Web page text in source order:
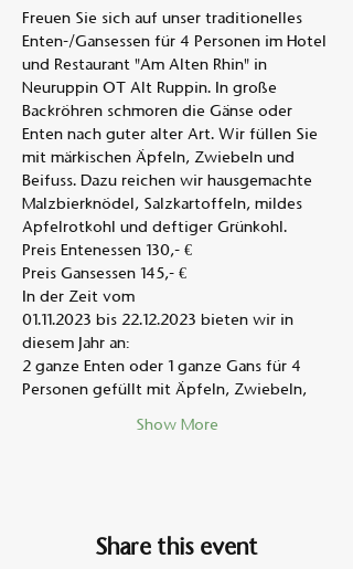
Freuen Sie sich auf unser traditionelles
Enten-/Gansessen für 4 Personen im Hotel
und Restaurant "Am Alten Rhin" in
Neuruppin OT Alt Ruppin. In große
Backröhren schmoren die Gänse oder
Enten nach guter alter Art. Wir füllen Sie
mit märkischen Äpfeln, Zwiebeln und
Beifuss. Dazu reichen wir hausgemachte
Malzbierknödel, Salzkartoffeln, mildes
Apfelrotkohl und deftiger Grünkohl.
Preis Entenessen 130,- €
Preis Gansessen 145,- €
In der Zeit vom
01.11.2023 bis 22.12.2023 bieten wir in
diesem Jahr an:
2 ganze Enten oder 1 ganze Gans für 4
Personen gefüllt mit Äpfeln, Zwiebeln,
Show More
Share this event